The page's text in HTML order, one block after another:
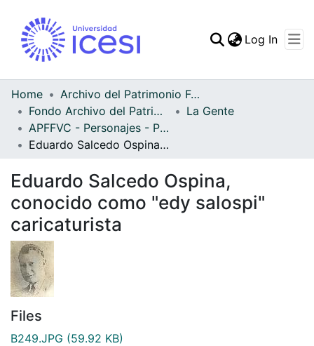
Statistics
Log In
Home
Archivo del Patrimonio Fotográfico y Fílmico del Valle del Cauca
Fondo Archivo del Patrimonio Fotográfico y Fílmico del Valle del Cauca
La Gente
APFFVC - Personajes - Patrimonial
Eduardo Salcedo Ospina, conocido como "edy salospi" caricaturista
Eduardo Salcedo Ospina,
conocido como "edy salospi"
caricaturista
Files
B249.JPG (59.92 KB)